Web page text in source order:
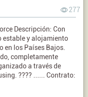
277
Descripción: Con
estable y alojamiento
en los Países Bajos.
completamente
a través de
???? ...... Contrato: